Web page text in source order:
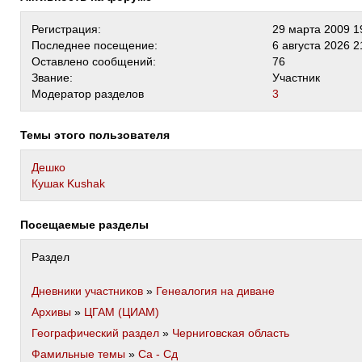
Регистрация:
29 марта 2009
Последнее посещение:
6 августа 2026
Оставлено сообщений:
76
Звание:
Участник
Модератор разделов
3
Темы этого пользователя
Дешко
Кушак Kushak
Посещаемые разделы
Раздел
Дневники участников » Генеалогия на диване
Архивы » ЦГАМ (ЦИАМ)
Географический раздел » Черниговская область
Фамильные темы » Са - Сд